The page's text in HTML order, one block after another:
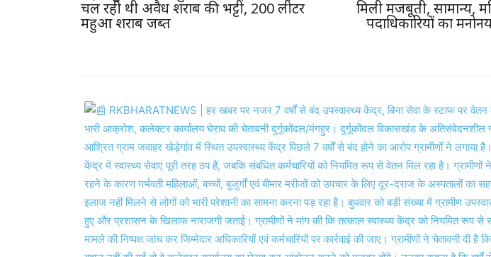
चल रही थी अवैध शराब की भट्टी, 200 लीटर
महुआ शराब जब्त
मिली मजबूती, सामान्य,
पदाधिकारियों का